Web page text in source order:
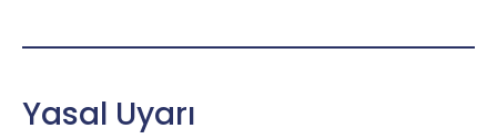
Yasal Uyarı